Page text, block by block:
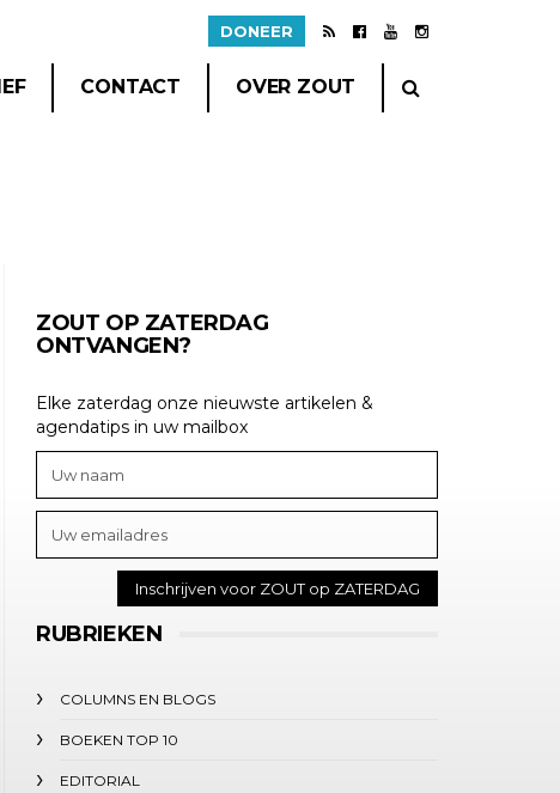
DONEER
CONTACT OVER ZOUT
ZOUT OP ZATERDAG
ONTVANGEN?
Elke zaterdag onze nieuwste artikelen &
agendatips in uw mailbox
RUBRIEKEN
COLUMNS EN BLOGS
BOEKEN TOP 10
EDITORIAL